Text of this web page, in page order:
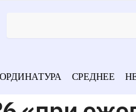
ОРДИНАТУРА СРЕДНЕЕ